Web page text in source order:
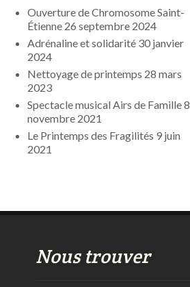
Ouverture de Chromosome Saint-
Étienne 26 septembre 2024
Adrénaline et solidarité 30 janvier
2024
Nettoyage de printemps 28 mars
2023
Spectacle musical Airs de Famille8
novembre 2021
Le Printemps des Fragilités 9 juin
2021
Nous trouver